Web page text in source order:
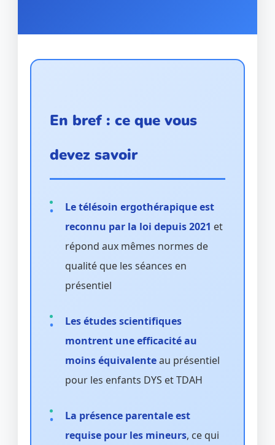
En bref : ce que vous
devez savoir
Le télésoin ergothérapique est
reconnu par la loi depuis 2021 et
répond aux mêmes normes de
qualité que les séances en
présentiel
Les études scientifiques
montrent une efficacité au
moins équivalenteau présentiel
pour les enfants DYS et TDAH
La présence parentale est
requise pour les mineurs, ce qui